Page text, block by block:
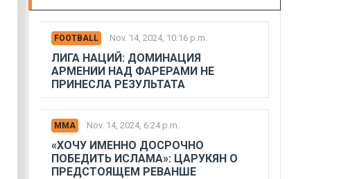
FOOTBALL Nov. 14, 2024, 10:16 p.m.
ЛИГА НАЦИЙ: ДОМИНАЦИЯ
АРМЕНИИ НАД ФАРЕРАМИ НЕ
ПРИНЕСЛА РЕЗУЛЬТАТА
MMA Nov. 14, 2024, 6:24 p.m.
«ХОЧУ ИМЕННО ДОСРОЧНО
ПОБЕДИТЬ ИСЛАМА»: ЦАРУКЯН О
ПРЕДСТОЯЩЕМ РЕВАНШЕ